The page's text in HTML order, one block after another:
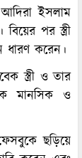
ইসলাম
পর স্ত্রী
ধারণ করেন।
স্ত্রী ও তার
মানসিক ও
ছড়িয়ে